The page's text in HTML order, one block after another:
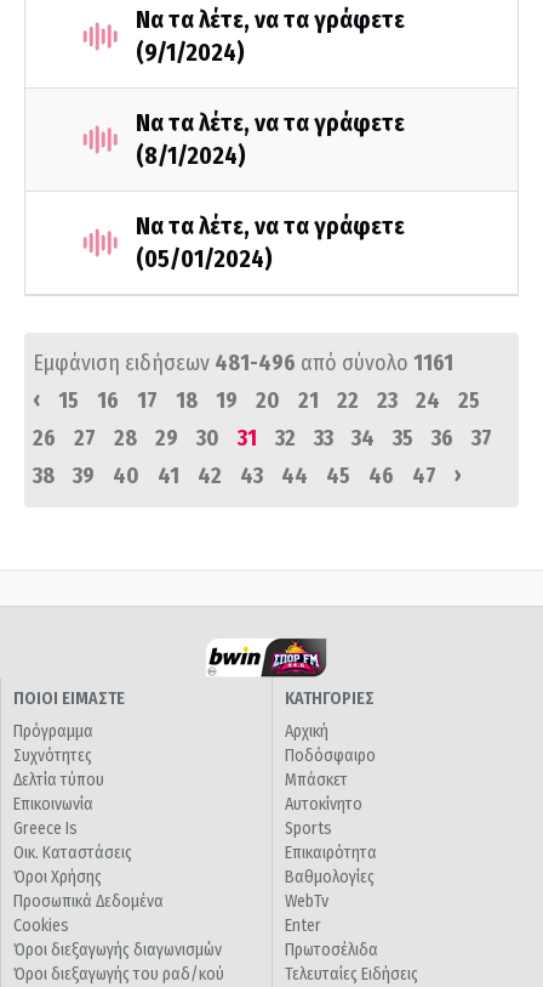
Να τα λέτε, να τα γράφετε
(9/1/2024)
Να τα λέτε, να τα γράφετε
(8/1/2024)
Να τα λέτε, να τα γράφετε
(05/01/2024)
Εμφάνιση ειδήσεων 481-496 από σύνολο 1161
‹
15 16 17 18 19 20 21 22 23 24
25
26
27 28 29 30 31 32 33 34 35 36
37
38
39 40 41 42 43 44 45 46 47 ›
ΠΟΙΟΙ ΕΙΜΑΣΤΕ
Πρόγραμμα
Συχνότητες
Δελτία τύπου
Επικοινωνία
Greece Is
Οικ. Καταστάσεις
Όροι Χρήσης
Προσωπικά Δεδομένα
Cookies
Όροι διεξαγωγής διαγωνισμών
Όροι διεξαγωγής του ραδ/κού
ΚΑΤΗΓΟΡΙΕΣ
Αρχική
Ποδόσφαιρο
Μπάσκετ
Αυτοκίνητο
Sports
Επικαιρότητα
Βαθμολογίες
WebTv
Enter
Πρωτοσέλιδα
Τελευταίες Ειδήσεις